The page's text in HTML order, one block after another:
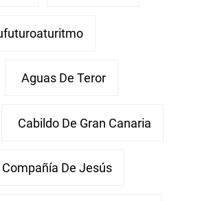
Aguas De Teror
Cabildo De Gran Canaria
Compañía De Jesús